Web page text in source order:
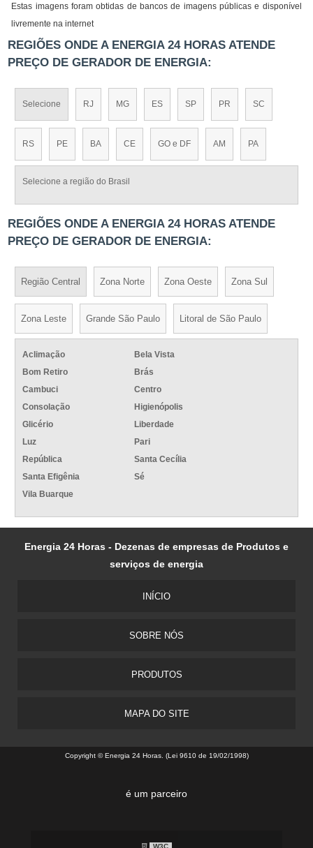
Estas imagens foram obtidas de bancos de imagens públicas e disponível
livremente na internet
REGIÕES ONDE A ENERGIA 24 HORAS ATENDE
PREÇO DE GERADOR DE ENERGIA:
Selecione RJ MG ES SP PR SC
RS PE BA CE GO e DF AM PA
Selecione a região do Brasil
REGIÕES ONDE A ENERGIA 24 HORAS ATENDE
PREÇO DE GERADOR DE ENERGIA:
Região Central Zona Norte Zona Oeste Zona Sul
Zona Leste Grande São Paulo Litoral de São Paulo
Aclimação
Bela Vista
Bom Retiro
Brás
Cambuci
Centro
Consolação
Higienópolis
Glicério
Liberdade
Luz
Pari
República
Santa Cecília
Santa Efigênia
Sé
Vila Buarque
Energia 24 Horas - Dezenas de empresas de Produtos e
serviços de energia
INÍCIO
SOBRE NÓS
PRODUTOS
MAPA DO SITE
Copyright © Energia 24 Horas. (Lei 9610 de 19/02/1998)
é um parceiro
W3C